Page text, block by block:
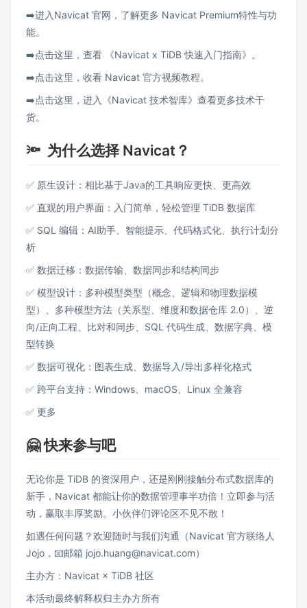
➡️进入Navicat 官网 ，了解更多 Navicat Premium特性与功
能。
➡️点击这里 ，查看 《Navicat x TiDB 快速入门指南》。
➡️点击这里 ，收看 Navicat 官方视频教程。
➡️点击这里 ，进入《Navicat 技术智库》查看更多技术干
货。
🔦 为什么选择 Navicat？
✅ 原生设计：相比基于Java的工具响应更快、更高效
✅ 直观的用户界面：入门简单，轻松管理 TiDB 数据库
✅ SQL 编辑：AI助手、智能提示、代码格式化、执行计划分
析
✅ 数据迁移：数据传输、数据同步和结构同步
✅ 模型设计：多种模型类型（概念、逻辑和物理数据模
型）、多种模型方法（关系型、维度和数据仓库 2.0）、逆
向/正向工程、比对和同步、SQL 代码生成、数据字典、模
型转换
✅ 数据可视化：图表生成、数据导入/导出多样化格式
✅ 跨平台支持：Windows、macOS、Linux 全兼容
✅ 更多
🤗快来参与吧
无论你是 TiDB 的资深用户，还是刚刚接触分布式数据库的
新手，Navicat 都能让你的数据管理事半功倍！立即参与活
动，赢取丰厚奖励。小伙伴们评论区不见不散！
如遇任何问题？欢迎随时与我们沟通（Navicat 官方联络人
Jojo，📧邮箱 jojo.huang@navicat.com）
主办方：Navicat × TiDB 社区
本活动最终解释权归主办方所有